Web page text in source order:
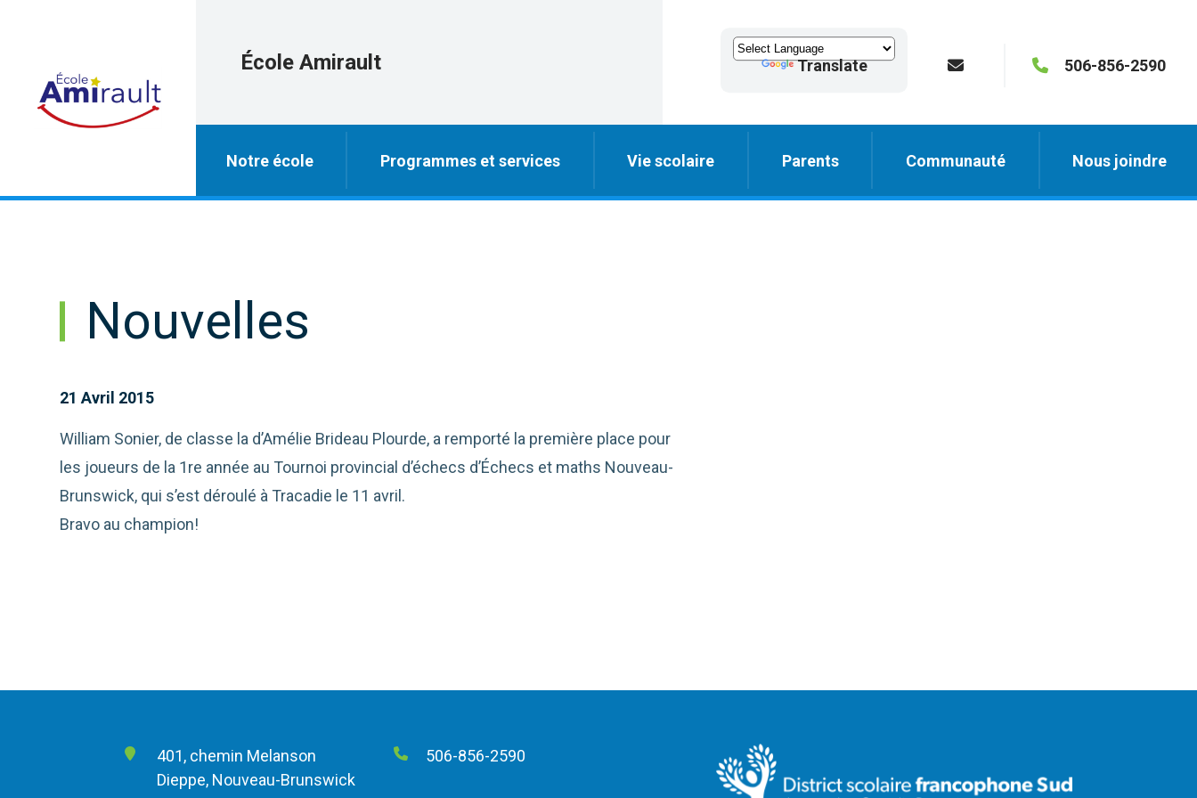
École Amirault Translate 506-856-2590
Notre école Programmes et services Vie scolaire Parents Communauté Nous joindre
Nouvelles
21 Avril 2015
William Sonier, de classe la d’Amélie Brideau Plourde, a remporté la première place pour
les joueurs de la 1re année au Tournoi provincial d’échecs d’Échecs et maths Nouveau-
Brunswick, qui s’est déroulé à Tracadie le 11 avril.
Bravo au champion!
401, chemin Melanson
Dieppe, Nouveau-Brunswick
506-856-2590